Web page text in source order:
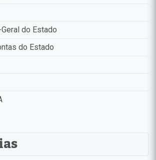
do Estado
do Estado